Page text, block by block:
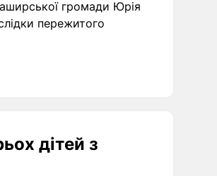
громади Юрія
пережитого
дітей з